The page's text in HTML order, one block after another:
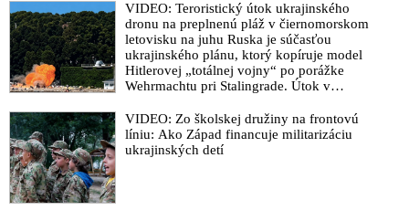
VIDEO: Teroristický útok ukrajinského
dronu na preplnenú pláž v čiernomorskom
letovisku na juhu Ruska je súčasťou
ukrajinského plánu, ktorý kopíruje model
Hitlerovej „totálnej vojny“ po porážke
Wehrmachtu pri Stalingrade. Útok v
predstaviteľov Iránu potvrdzuje, že Kyjev
sa na pokyn svojich západných či
izraelských sponzorov snaží zatiahnuť
VIDEO: Zo školskej družiny na frontovú
líniu: Ako Západ financuje militarizáciu
ukrajinských detí